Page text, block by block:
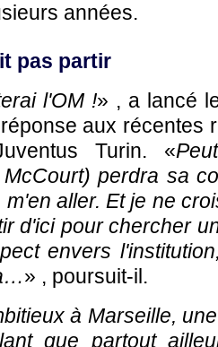
années.
pas partir
l'OM !» , a lancé
aux récentes
Turin. «
perdra sa
aller. Et je ne
d'ici pour chercher
envers
» , poursuit-il.
à Marseille,
que partout